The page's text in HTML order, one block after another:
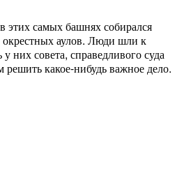
этих самых башнях собирался
окрестных аулов. Люди шли к
них совета, справедливого суда
какое-нибудь важное дело.